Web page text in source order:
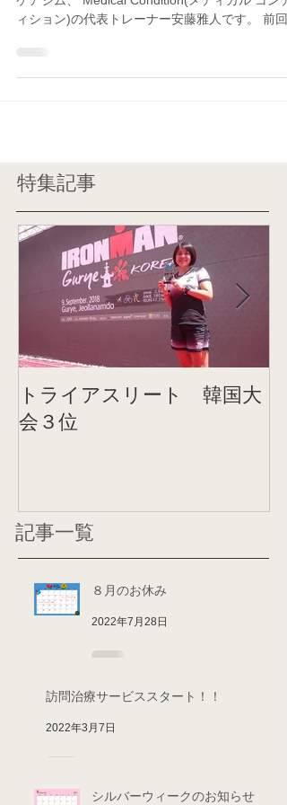
メリークリスマス！！ 愛知県岡崎市にあるボデ
ケアジム、 Medical Condition(メディカル コンデ
特集記事
トライアスリート 韓国大
記事一覧
８月のお休み
訪問治療サービススタート！！